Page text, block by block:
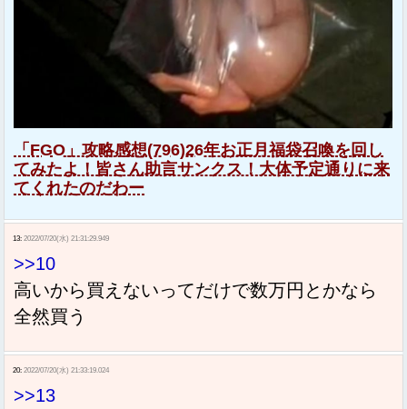
「FGO」攻略感想(796)26年お正月福袋召喚を回し
てみたよ！皆さん助言サンクス！大体予定通りに来
てくれたのだわー
13: 2022/07/20(水) 21:31:29.949
>>10
高いから買えないってだけで数万円とかなら
全然買う
20: 2022/07/20(水) 21:33:19.024
>>13